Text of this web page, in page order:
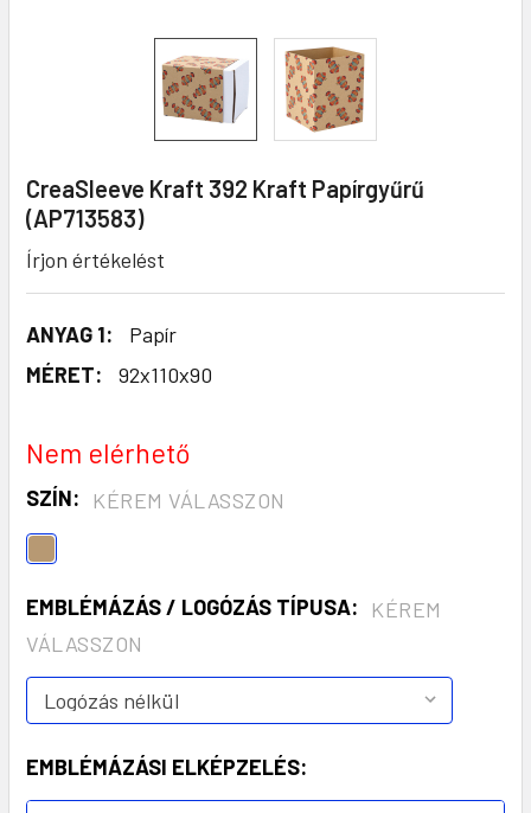
CreaSleeve Kraft 392 Kraft Papírgyűrű
(AP713583)
Írjon értékelést
ANYAG 1:
Papír
MÉRET:
92x110x90
Nem elérhető
SZÍN: KÉREM VÁLASSZON
EMBLÉMÁZÁS / LOGÓZÁS TÍPUSA:
KÉREM
VÁLASSZON
EMBLÉMÁZÁSI ELKÉPZELÉS: